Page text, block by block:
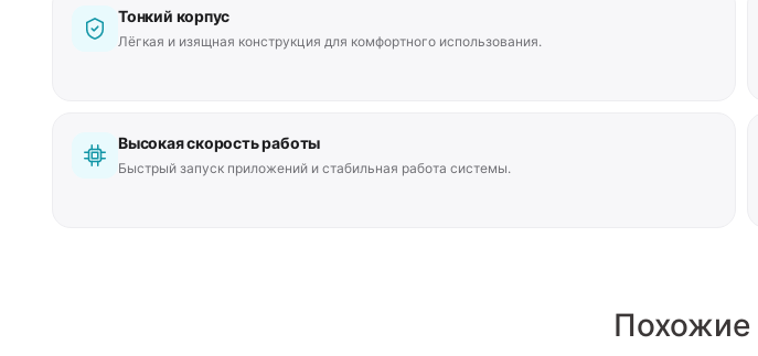
Тонкий корпус
Лёгкая и изящная конструкция для комфортного использования.
Высокая скорость работы
Быстрый запуск приложений и стабильная работа системы.
Похожие